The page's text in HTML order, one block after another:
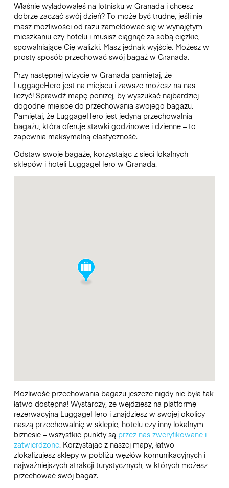
Właśnie wylądowałeś na lotnisku w Granada i chcesz
dobrze zacząć swój dzień? To może być trudne, jeśli nie
masz możliwości od razu zameldować się w wynajętym
mieszkaniu czy hotelu i musisz ciągnąć za sobą ciężkie,
spowalniające Cię walizki. Masz jednak wyjście. Możesz w
prosty sposób przechować swój bagaż w Granada.
Przy następnej wizycie w Granada pamiętaj, że
LuggageHero jest na miejscu i zawsze możesz na nas
liczyć! Sprawdź mapę poniżej, by wyszukać najbardziej
dogodne miejsce do przechowania swojego bagażu.
Pamiętaj, że LuggageHero jest jedyną przechowalnią
bagażu, która oferuje stawki godzinowe i dzienne – to
zapewnia maksymalną elastyczność.
Odstaw swoje bagaże, korzystając z sieci lokalnych
sklepów i hoteli LuggageHero w Granada.
Możliwość przechowania bagażu jeszcze nigdy nie była tak
łatwo dostępna! Wystarczy, że wejdziesz na platformę
rezerwacyjną LuggageHero i znajdziesz w swojej okolicy
naszą przechowalnię w sklepie, hotelu czy inny lokalnym
biznesie – wszystkie punkty są przez nas zweryfikowane i
zatwierdzone. Korzystając z naszej mapy, łatwo
zlokalizujesz sklepy w pobliżu węzłów komunikacyjnych i
najważniejszych atrakcji turystycznych, w których możesz
przechować swój bagaż.